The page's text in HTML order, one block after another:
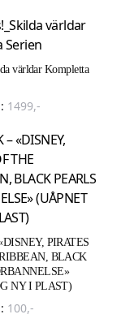
världar Kompletta
1499,-
PIRATES
BLACK
NY I PLAST)
100,-